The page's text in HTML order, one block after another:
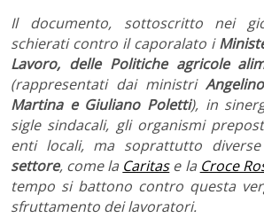
Il documento, sottoscritto nei
schierati contro il caporalato i
Lavoro, delle Politiche agricole
(rappresentati dai ministri Angelino
Martina e Giuliano Poletti), in
sigle sindacali, gli organismi
enti locali, ma soprattutto
settore, come la Caritase la Croce
tempo si battono contro questa
sfruttamento dei lavoratori.